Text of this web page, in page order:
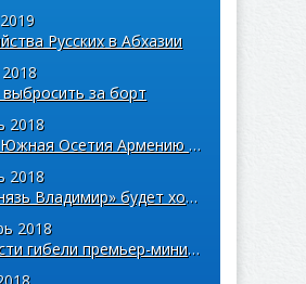
Русских в Абхазии
за борт
2018
Абхазия и Южная Осетия Армению не интересуют
2018
Лайнер «Князь Владимир» будет ходить в Абхазию
2018
Подробности гибели премьер-министра Абхазии